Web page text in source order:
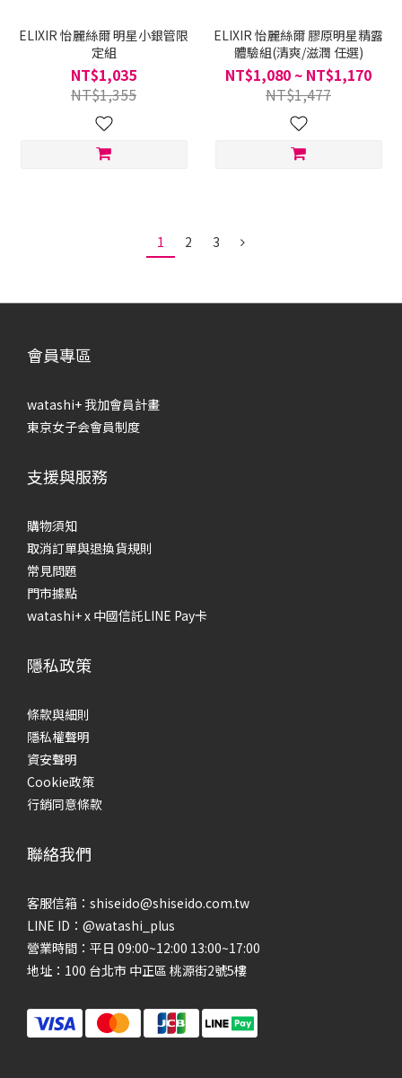
ELIXIR 怡麗絲爾 明星小銀管限
定組
NT$1,035
NT$1,355
ELIXIR 怡麗絲爾 膠原明星精露
體驗組(清爽/滋潤 任選)
NT$1,080 ~ NT$1,170
NT$1,477
1 2 3
會員專區
watashi+ 我加會員計畫
東京女子会會員制度
支援與服務
購物須知
取消訂單與退換貨規則
常見問題
門市據點
watashi+ x 中國信託LINE Pay卡
隱私政策
條款與細則
隱私權聲明
資安聲明
Cookie政策
行銷同意條款
聯絡我們
客服信箱：shiseido@shiseido.com.tw
LINE ID：@watashi_plus
營業時間：平日 09:00~12:00 13:00~17:00
地址：100 台北市 中正區 桃源街2號5樓